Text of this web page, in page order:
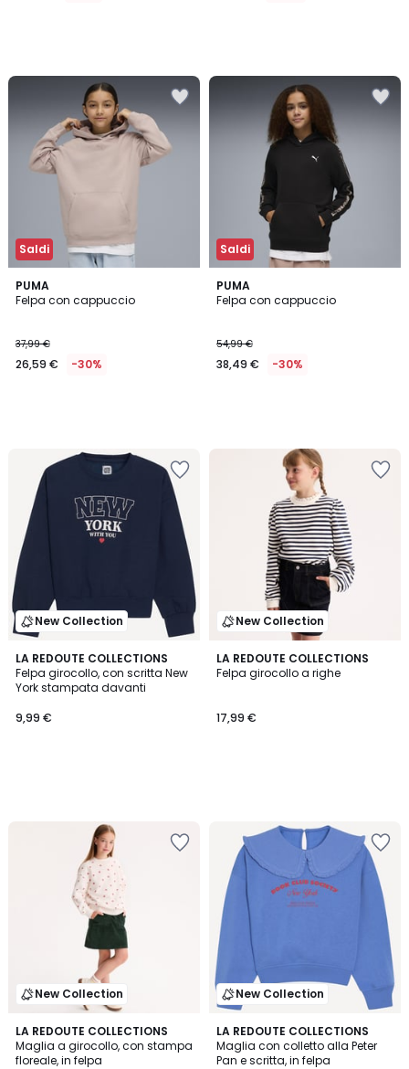
Saldi
PUMA
Felpa con cappuccio
37,99 €
26,59 € -30%
Saldi
PUMA
Felpa con cappuccio
54,99 €
38,49 € -30%
New Collection
LA REDOUTE COLLECTIONS
Felpa girocollo, con scritta New
York stampata davanti
9,99 €
New Collection
LA REDOUTE COLLECTIONS
Felpa girocollo a righe
17,99 €
New Collection
LA REDOUTE COLLECTIONS
Maglia a girocollo, con stampa
floreale, in felpa
New Collection
LA REDOUTE COLLECTIONS
Maglia con colletto alla Peter
Pan e scritta, in felpa